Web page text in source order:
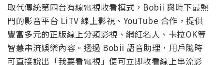
取代傳統第四台有線電視收看模式，Bobii 與時下最熱
門的影音平台 LiTV 線上影視、YouTube 合作，提供
豐富多元的正版線上分類影視、網紅名人、卡拉OK等
智慧串流娛樂內容。透過 Bobii 語音助理，用戶隨時
可直接說出「我要看電視」便可立即收看線上串流影